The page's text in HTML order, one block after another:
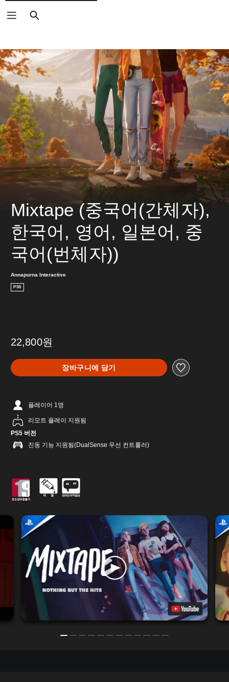
검
색
Mixtape (중국어(간체자),
한국어, 영어, 일본어, 중
국어(번체자))
Annapurna Interactive
PS5
22,800원
장바구니에 담기
플레이어 1명
리모트 플레이 지원됨
PS5 버전
진동 기능 지원됨(DualSense 무선 컨트롤러)